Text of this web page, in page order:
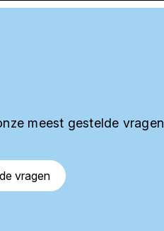
meest gestelde vragen
vragen